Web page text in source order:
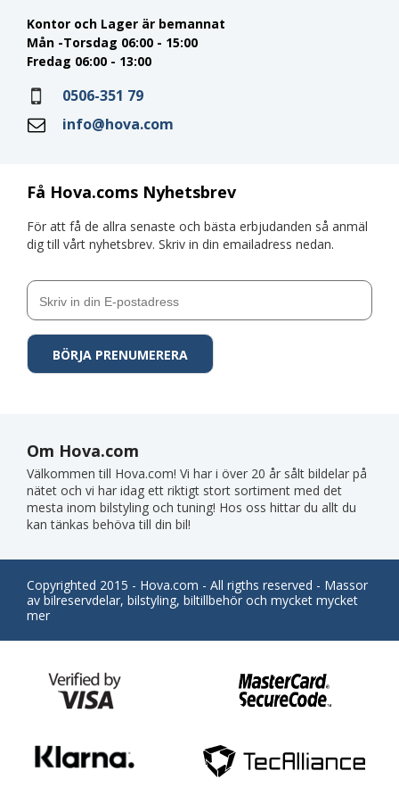
Få Hova.coms Nyhetsbrev
För att få de allra senaste och bästa erbjudanden så anmäl
dig till vårt nyhetsbrev. Skriv in din emailadress nedan.
Kontor och Lager är bemannat
Mån -Torsdag 06:00 - 15:00
Fredag 06:00 - 13:00
0506-351 79
info@hova.com
Om Hova.com
Välkommen till Hova.com! Vi har i över 20 år sålt bildelar på
nätet och vi har idag ett riktigt stort sortiment med det
mesta inom bilstyling och tuning! Hos oss hittar du allt du
kan tänkas behöva till din bil!
Copyrighted 2015 - Hova.com - All rigths reserved - Massor
av bilreservdelar, bilstyling, biltillbehör och mycket mycket
mer